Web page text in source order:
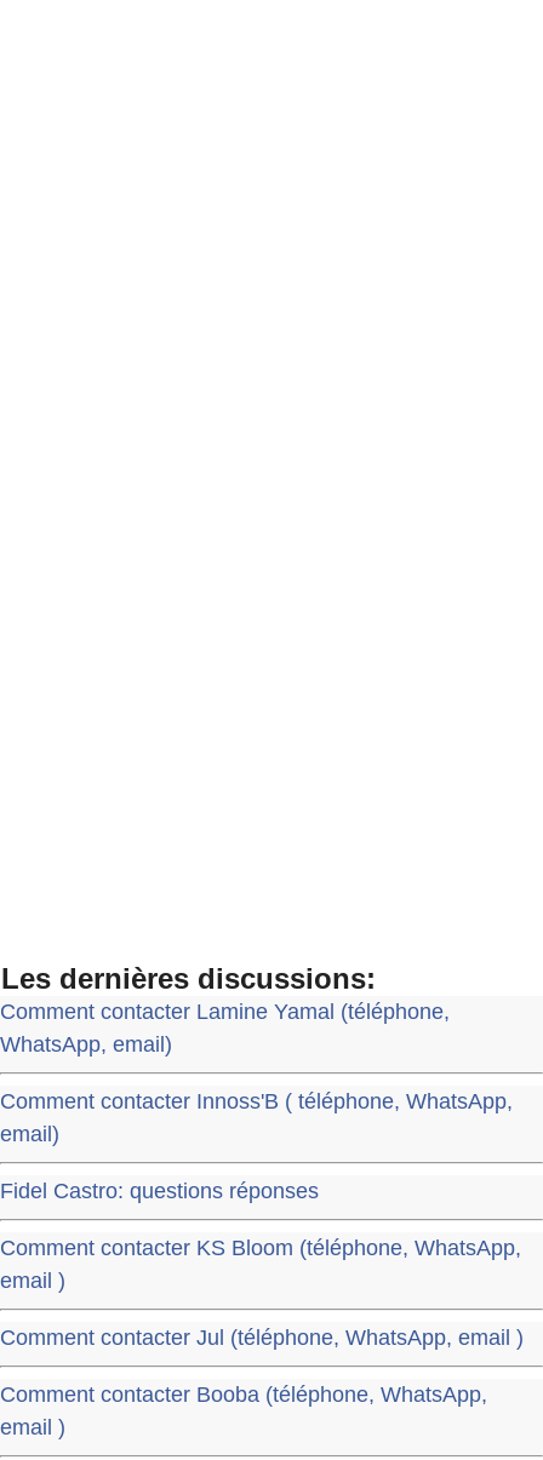
Les dernières discussions:
Comment contacter Lamine Yamal (téléphone,
WhatsApp, email)
Comment contacter Innoss'B ( téléphone, WhatsApp,
email)
Fidel Castro: questions réponses
Comment contacter KS Bloom (téléphone, WhatsApp,
email )
Comment contacter Jul (téléphone, WhatsApp, email )
Comment contacter Booba (téléphone, WhatsApp,
email )